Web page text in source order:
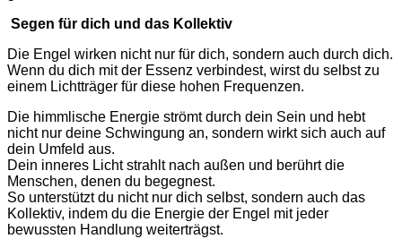
Segen für dich und das Kollektiv
Die Engel wirken nicht nur für dich, sondern auch durch dich.
Wenn du dich mit der Essenz verbindest, wirst du selbst zu
einem Lichtträger für diese hohen Frequenzen.
Die himmlische Energie strömt durch dein Sein und hebt
nicht nur deine Schwingung an, sondern wirkt sich auch auf
dein Umfeld aus.
Dein inneres Licht strahlt nach außen und berührt die
Menschen, denen du begegnest.
So unterstützt du nicht nur dich selbst, sondern auch das
Kollektiv, indem du die Energie der Engel mit jeder
bewussten Handlung weiterträgst.